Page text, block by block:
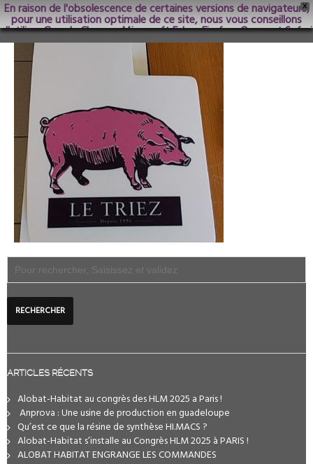
X
En raison de l'obsolescence de certaines versions de navigateurs,
pour une utilisation optimale de ce site, nous vous conseillons
d'utiliser Google Chrome; Microsoft Edge, Firefox, Opera et Safari
dans les versions les plus récentes.
Trancheuse_Le_Triez
ARTICLES RÉCENTS
Alobat-Habitat au congrès des HLM 2025 a Paris !
️ Anprova : Une usine de production en guadeloupe
Qu’est ce que la résine de synthèse HI.MACS ?
Alobat-Habitat s’installe au Congrès HLM 2025 à PARIS !
ALOBAT HABITAT ENGRANGE LES COMMANDES